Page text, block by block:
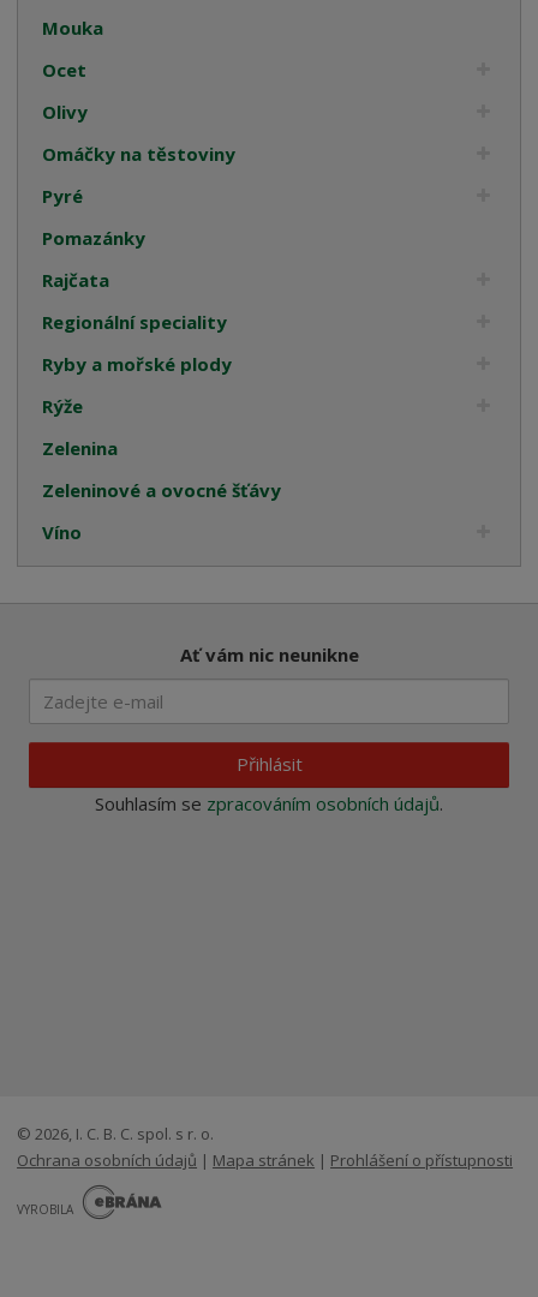
Mouka
Ocet
Olivy
Omáčky na těstoviny
Pyré
Pomazánky
Rajčata
Regionální speciality
Ryby a mořské plody
Rýže
Zelenina
Zeleninové a ovocné šťávy
Víno
Ať vám nic neunikne
Přihlásit
Souhlasím se zpracováním osobních údajů.
© 2026, I. C. B. C. spol. s r. o.
Ochrana osobních údajů | Mapa stránek | Prohlášení o přístupnosti
VYROBILA